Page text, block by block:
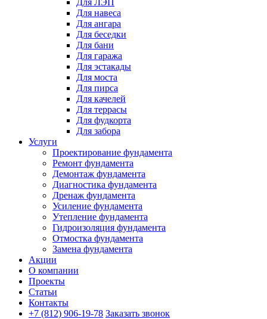
Для ЛЭП
Для навеса
Для ангара
Для беседки
Для бани
Для гаража
Для эстакады
Для моста
Для пирса
Для качелей
Для террасы
Для фудкорта
Для забора
Услуги
Проектирование фундамента
Ремонт фундамента
Демонтаж фундамента
Диагностика фундамента
Дренаж фундамента
Усиление фундамента
Утепление фундамента
Гидроизоляция фундамента
Отмостка фундамента
Замена фундамента
Акции
О компании
Проекты
Статьи
Контакты
+7 (812) 906-19-78 Заказать звонок